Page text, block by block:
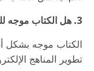
3. هل الكتاب موجه للمعلمين أم للطلاب؟
الكتاب موجه بشكل
تطوير المناهج